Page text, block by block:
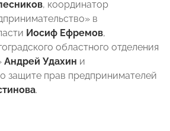
, координатор
в
Иосиф Ефремов,
областного отделения
Андрей Удахин и
защите прав предпринимателей
.